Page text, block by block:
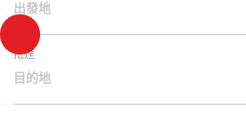
出發地
抵達
目的地